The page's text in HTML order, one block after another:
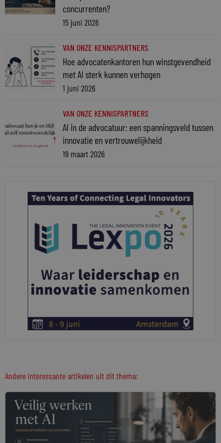
concurrenten?
15 juni 2026
VAN ONZE KENNISPARTNERS
Hoe advocatenkantoren hun winstgevendheid
met AI sterk kunnen verhogen
1 juni 2026
VAN ONZE KENNISPARTNERS
AI in de advocatuur: een spanningsveld tussen
innovatie en vertrouwelijkheid
19 maart 2026
Andere interessante artikelen uit dit thema: